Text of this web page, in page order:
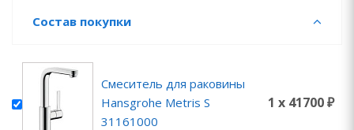
Состав покупки
Смеситель для раковины
Hansgrohe Metris S
31161000
1 x 41700 ₽